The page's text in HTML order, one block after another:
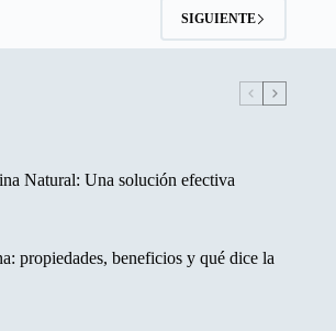
SIGUIENTE
Natural: Una solución efectiva
propiedades, beneficios y qué dice la